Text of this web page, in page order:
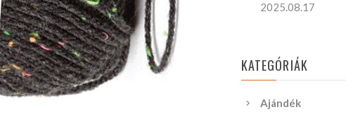
2025.08.17
KATEGÓRIÁK
Ajándék